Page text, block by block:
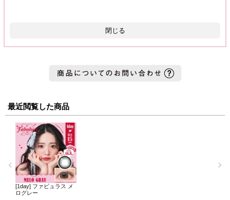
閉じる
最近閲覧した商品
[1day] ファビュラス メ
ログレー